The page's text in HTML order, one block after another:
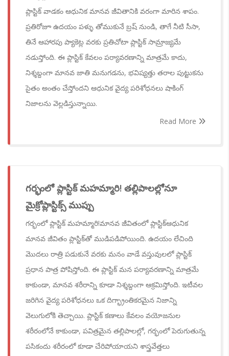
ప్లాస్టిక్ వాడకం ఆధునిక మానవ జీవితానికి వరంగా మారిన శాపం.
ప్రతిరోజూ ఉదయం పళ్ళు తోముకునే బ్రష్ నుండి, తాగే నీటి సీసా,
తినే ఆహారపు ప్యాకెట్ల వరకు ప్రతిచోటా ప్లాస్టిక్ సామ్రాజ్యమే
నడుస్తోంది. ఈ ప్లాస్టిక్ కేవలం పర్యావరణాన్ని మాత్రమే కాదు,
నిశ్శబ్దంగా మానవ జాతి మనుగడను, భవిష్యత్తు తరాల పుట్టుకను
సైతం అంతం చేస్తోందని ఆధునిక వైద్య పరిశోధనలు షాకింగ్
నిజాలను వెల్లడిస్తున్నాయి.
Read More
గర్భంలో ప్లాస్టిక్ మహమ్మారి! తల్లిపాలల్లోనూ
మైక్రోప్లాస్టిక్స్ ముప్పు
గర్భంలో ప్లాస్టిక్ మహమ్మారి!మానవ జీవితంలో ప్లాస్టిక్ఆధునిక
మానవ జీవితం ప్లాస్టిక్‌తో ముడిపడిపోయింది. ఉదయం లేచింది
మొదలు రాత్రి పడుకునే వరకు మనం వాడే వస్తువులలో ప్లాస్టిక్
ప్రధాన పాత్ర పోషిస్తోంది. ఈ ప్లాస్టిక్ మన పర్యావరణాన్ని మాత్రమే
కాకుండా, మానవ శరీరాన్ని కూడా నిశ్శబ్దంగా ఆక్రమిస్తోంది. ఇటీవల
జరిగిన వైద్య పరిశోధనలు ఒక దిగ్భ్రాంతికరమైన నిజాన్ని
వెలుగులోకి తెచ్చాయి. ప్లాస్టిక్ కణాలు కేవలం వయోజనుల
శరీరంలోనే కాకుండా, పవిత్రమైన తల్లిపాలల్లో, గర్భంలో పెరుగుతున్న
పసికందు శరీరంలో కూడా చేరిపోయాయని శాస్త్రవేత్తలు